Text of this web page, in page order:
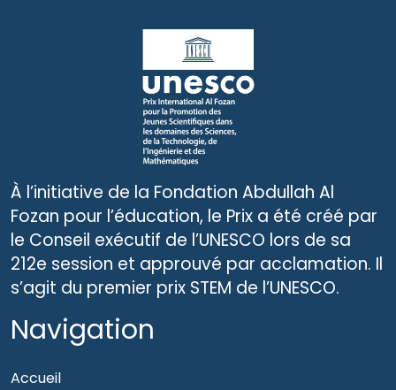
À l’initiative de la Fondation Abdullah Al
Fozan pour l’éducation, le Prix a été créé par
le Conseil exécutif de l’UNESCO lors de sa
212e session et approuvé par acclamation. Il
s’agit du premier prix STEM de l’UNESCO.
Navigation
Accueil